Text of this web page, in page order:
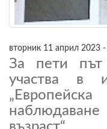
вторник 11 април 2023
За пети
участва в